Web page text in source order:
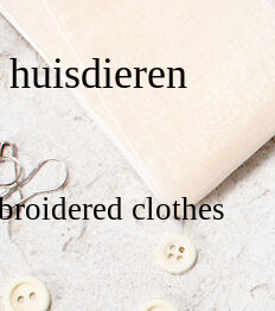
clothes